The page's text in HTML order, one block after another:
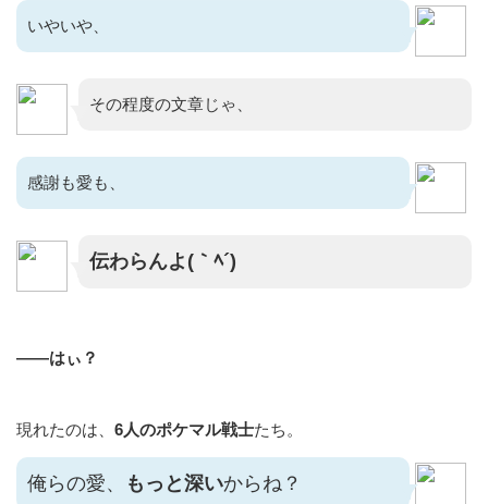
いやいや、
その程度の文章じゃ、
感謝も愛も、
伝わらんよ(｀ﾍ´)
——はぃ？
現れたのは、 6人のポケマル戦士たち。
俺らの愛、 もっと深いからね？